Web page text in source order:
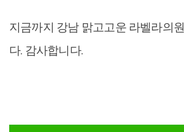
지금까지 강남 맑고고운 라벨라의원
다. 감사합니다.